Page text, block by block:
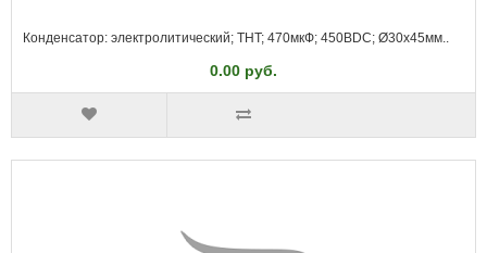
Конденсатор: электролитический; THT; 470мкФ; 450ВDC; Ø30x45мм..
0.00 руб.